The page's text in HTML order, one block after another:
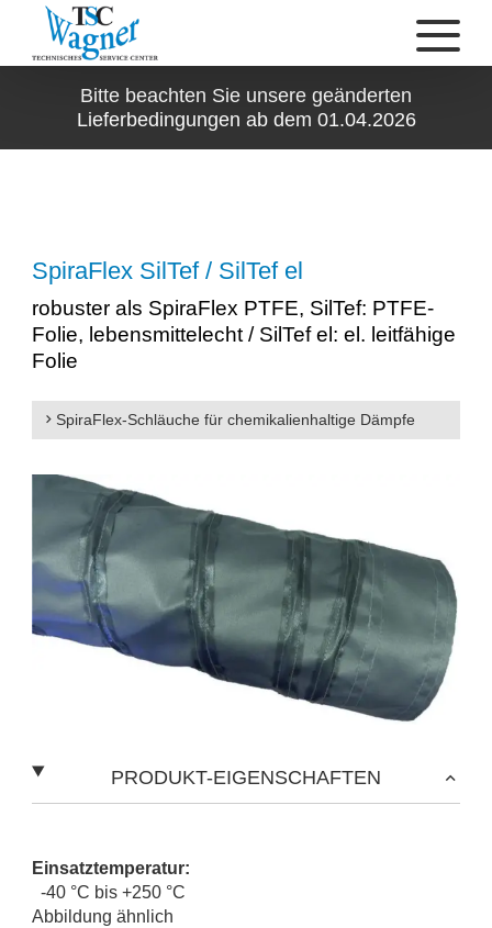
Bitte beachten Sie unsere geänderten
Lieferbedingungen ab dem 01.04.2026
SpiraFlex SilTef / SilTef el
robuster als SpiraFlex PTFE, SilTef: PTFE-
Folie, lebensmittelecht / SilTef el: el. leitfähige
Folie
SpiraFlex-Schläuche für chemikalienhaltige Dämpfe
PRODUKT-EIGENSCHAFTEN
Einsatztemperatur:
-40 °C bis +250 °C
Abbildung ähnlich